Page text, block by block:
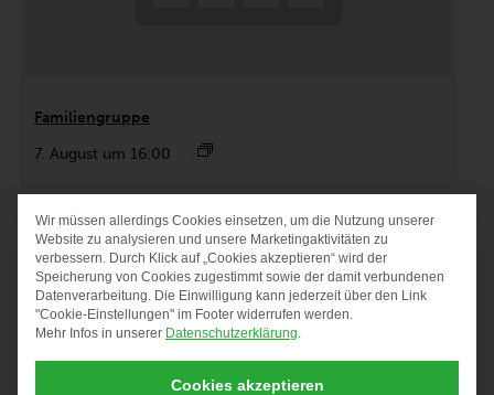
Familiengruppe
7. August um 16:00
DATENSCHUTZ-
Wir müssen allerdings Cookies einsetzen, um die Nutzung unserer
Website zu analysieren und unsere Marketingaktivitäten zu
verbessern. Durch Klick auf „Cookies akzeptieren“ wird der
Speicherung von Cookies zugestimmt sowie der damit verbundenen
Datenverarbeitung. Die Einwilligung kann jederzeit über den Link
"Cookie-Einstellungen" im Footer widerrufen werden.
Mehr Infos in unserer Datenschutzerklärung
Cookies akzeptieren